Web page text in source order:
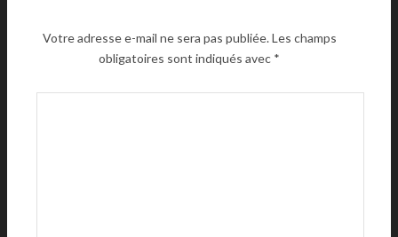
Votre adresse e-mail ne sera pas publiée.Les champs
obligatoires sont indiqués avec *